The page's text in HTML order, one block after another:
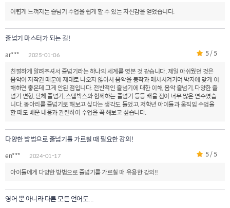
어렵게 느껴지는 줄넘기 수업을 쉽게 할 수 있는 자신감을 얻었습니다.
줄넘기 마스터가 되는 길!
ar*** 2025-01-06
5 / 5
친절하게 알려주셔서 줄넘기라는 하나의 세계를 엿본 것 같습니다. 제일 아쉬웠던 것은
음악이 저작권 때문에 제대로 나오지 않아서 음악을 동작과 매치시켜가며 박자에 맞게 이
해하면 좋은데 그게 안된 점입니다. 전반적인 줄넘기에 대한 이해, 음악 줄넘기, 다양한 줄
넘기 변형, 단체 줄넘기, 스텝박스와 함께하는 줄넘기 등등 배울 점이 너무 많은 연수였습
니다. 동아리를 줄넘기로 해보고 싶다는 생각도 들었고, 저학년 아이들과 움직임 수업을
할 때도 배운 내용과 관련하여 수업을 꼭 해보고 싶습니다.
다양한 방법으로 줄넘기를 가르칠 때 필요한 강의!
en*** 2024-01-17
5 / 5
아이들에게 다양한 방법으로 줄넘기를 가르칠 때 유용한 강의!!
영어 뿐 아니라 다른 모든 언어도...